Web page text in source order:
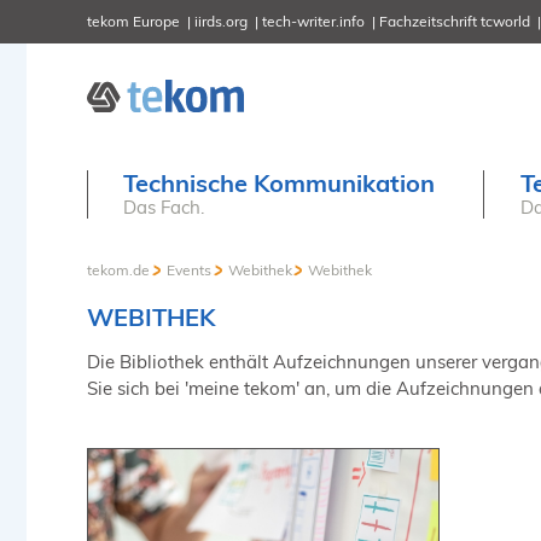
tekom Europe iirds.org tech-writer.info Fachzeitschrift tcworld
Technische Kommunikation
Das Fach.
tekom.de Events Webithek Webithek
WEBITHEK
Die Bibliothek enthält Aufzeichnungen unserer
Sie sich bei 'meine tekom' an, um die Aufzeichnungen